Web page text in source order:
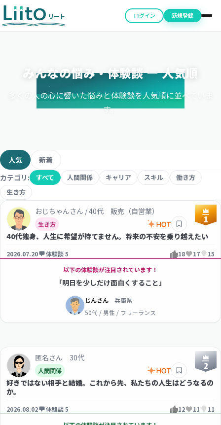
ログイン 新規登録
みんなの悩み・体験談 ― 人気順
多くの人の心に響いた悩みと体験談を人気順に並べていま
す。
人気
新着
カテゴリ:
すべて 人間関係 キャリア スキル
働き方
生き方
1
生き方
おじちゃんさん / 40代 販売（自営業）
40代独身、人生に希望が持てません。将来の不安を乗り越えたい
2026.07.20 体験談 5 18 17
15
以下の体験談が注目されています！
「明日を少しだけ面白くすること」
じんさん
兵庫県
50代 / 男性 / フリーランス
2
人間関係
匿名さん 30代
好きではない相手と結婚。これから先、私たちの人生はどうなるの
か。
2026.08.02 体験談 5 12 11
11